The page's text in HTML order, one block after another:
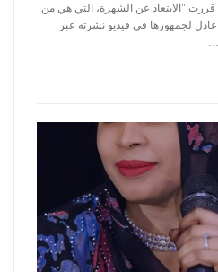
قررت "الابتعاد عن الشهرة، التي هي من
لجمهورها في فيديو نشرته عبر